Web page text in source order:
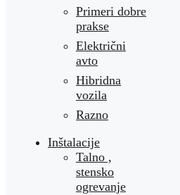
Primeri dobre
prakse
Električni
avto
Hibridna
vozila
Razno
Inštalacije
Talno ,
stensko
ogrevanje